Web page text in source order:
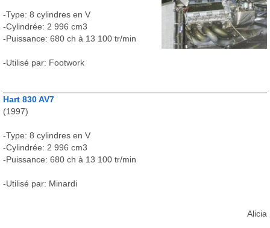
-Type: 8 cylindres en V
-Cylindrée: 2 996 cm3
-Puissance: 680 ch à 13 100 tr/min
-Utilisé par: Footwork
Hart 830 AV7
(1997)
-Type: 8 cylindres en V
-Cylindrée: 2 996 cm3
-Puissance: 680 ch à 13 100 tr/min
-Utilisé par: Minardi
Alicia